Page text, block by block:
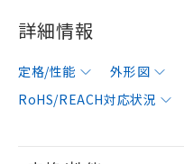
詳細情報
定格/性能 外形図
RoHS/REACH対応状況